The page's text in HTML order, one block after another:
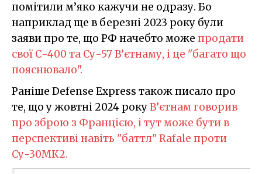
помітили м’яко кажучи не одразу. Бо
наприклад ще в березні 2023 року були
заяви про те, що РФ начебто може продати
свої С-400 та Су-57 В’єтнаму, і це "багато що
пояснювало".
Раніше Defense Express також писало про
те, що у жовтні 2024 рокуВ’єтнам говорив
про зброю з Францією, і тут може бути в
перспективі навіть "баттл" Rafale проти
Су-30МК2.